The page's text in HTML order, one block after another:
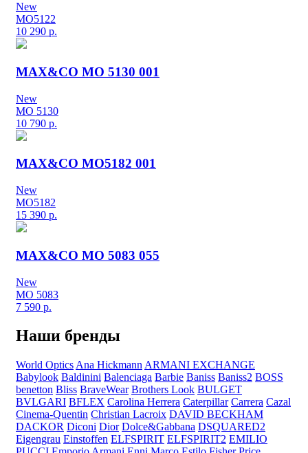
New
MO5122
10 290 р.
MAX&CO MO 5130 001
New
MO 5130
10 790 р.
MAX&CO MO5182 001
New
MO5182
15 390 р.
MAX&CO MO 5083 055
New
MO 5083
7 590 р.
Наши бренды
World Optics Ana Hickmann ARMANI EXCHANGE
Babylook Baldinini Balenciaga Barbie Baniss Baniss2 BOSS
benetton Bliss BraveWear Brothers Look BULGET
BVLGARI BFLEX Carolina Herrera Caterpillar Carrera Cazal
Cinema-Quentin Christian Lacroix DAVID BECKHAM
DACKOR Diconi Dior Dolce&Gabbana DSQUARED2
Eigengrau Einstoffen ELFSPIRIT ELFSPIRIT2 EMILIO